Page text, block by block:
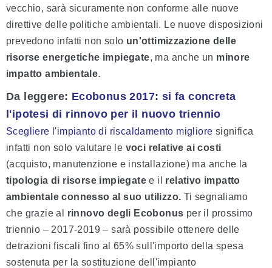
vecchio, sarà sicuramente non conforme alle nuove
direttive delle politiche ambientali. Le nuove disposizioni
prevedono infatti non solo un'ottimizzazione delle
risorse energetiche impiegate, ma anche un minore
impatto ambientale.
Da leggere: Ecobonus 2017: si fa concreta
l'ipotesi di rinnovo per il nuovo triennio
Scegliere l'impianto di riscaldamento migliore significa
infatti non solo valutare le voci relative ai costi
(acquisto, manutenzione e installazione) ma anche la
tipologia di risorse impiegatee il
relativo impatto
ambientale connesso al suo utilizzo. Ti segnaliamo
che grazie al rinnovo degli Ecobonus per il prossimo
triennio – 2017-2019 – sarà possibile ottenere delle
detrazioni fiscali fino al 65% sull'importo della spesa
sostenuta per la sostituzione dell'impianto